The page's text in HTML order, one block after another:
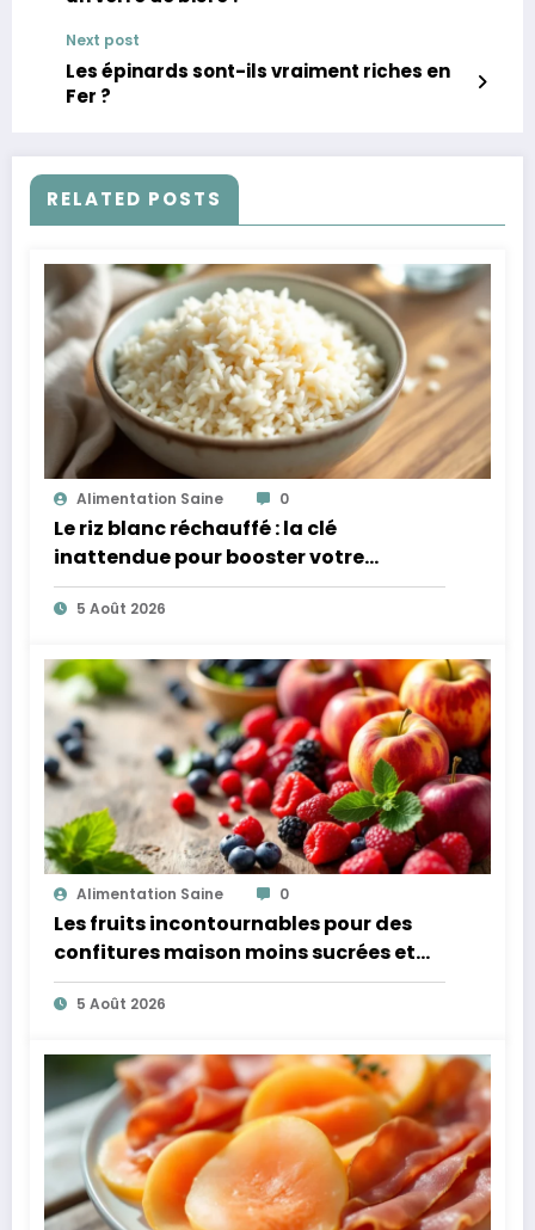
Next post
Les épinards sont-ils vraiment riches en
Fer ?
RELATED POSTS
Alimentation Saine 0
Le riz blanc réchauffé : la clé
inattendue pour booster votre
microbiote
5 Août 2026
Alimentation Saine 0
Les fruits incontournables pour des
confitures maison moins sucrées et
plus légères
5 Août 2026